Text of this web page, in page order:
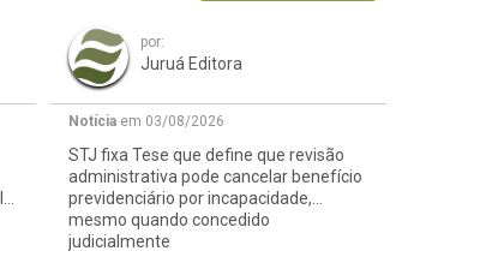
por:
Juruá Editora
Notíciaem 03/08/2026
STJ fixa Tese que define que revisão
administrativa pode cancelar benefício
previdenciário por incapacidade,
mesmo quando concedido
judicialmente